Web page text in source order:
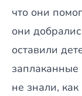
что они
они
оставили
заплаканные
не знали,